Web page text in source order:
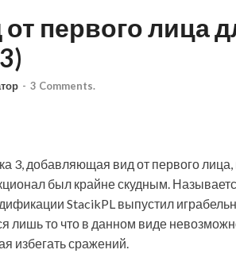
первого лица
- 3 Comments.
3, добавляющая вид от первого
был крайне скудным.
StacikPL выпустил
лишь то что в данном виде
избегать сражений.